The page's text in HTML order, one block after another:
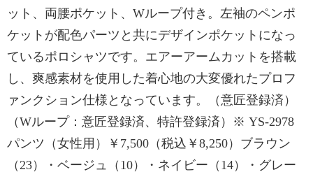
ット、両腰ポケット、Wループ付き。左袖のペンポ
ケットが配色パーツと共にデザインポケットになっ
ているポロシャツです。エアーアームカットを搭載
し、爽感素材を使用した着心地の大変優れたプロフ
ァンクション仕様となっています。（意匠登録済）
（Wループ：意匠登録済、特許登録済）※ YS-2978
パンツ（女性用）￥7,500（税込￥8,250）ブラウン
（23）・ベージュ（10）・ネイビー（14）・グレー